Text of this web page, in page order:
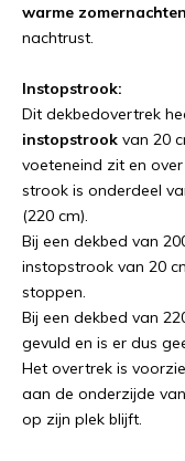
warme zomernachten
nachtrust.
Instopstrook:
Dit dekbedovertrek
instopstrook van 20
voeteneind zit en
strook is onderdeel
(220 cm).
Bij een dekbed van
instopstrook van 20
stoppen.
Bij een dekbed van
gevuld en is er dus
Het overtrek is
aan de onderzijde
op zijn plek blijft.